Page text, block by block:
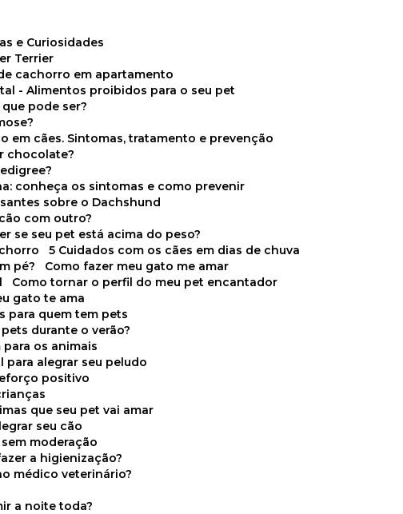
e Curiosidades
Terrier
de cachorro em apartamento
- Alimentos proibidos para o seu pet
que pode ser?
em cães. Sintomas, tratamento e prevenção
chocolate?
conheça os sintomas e como prevenir
sobre o Dachshund
com outro?
se seu pet está acima do peso?
5 Cuidados com os cães em dias de chuva
pé?
Como fazer meu gato me amar
Como tornar o perfil do meu pet encantador
gato te ama
para quem tem pets
durante o verão?
para os animais
para alegrar seu peludo
positivo
que seu pet vai amar
seu cão
sem moderação
a higienização?
médico veterinário?
a noite toda?